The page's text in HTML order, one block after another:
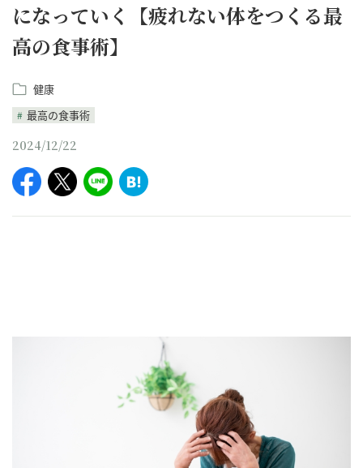
になっていく【疲れない体をつくる最
高の食事術】
健康
最高の食事術
2024/12/22